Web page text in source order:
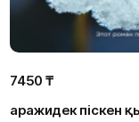
7450 ₸
Қаражидек піскен